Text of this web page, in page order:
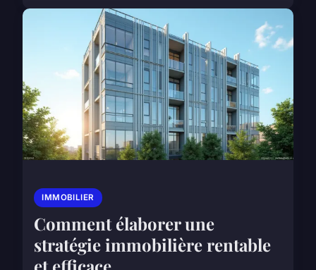
IMMOBILIER
Comment élaborer une
stratégie immobilière rentable